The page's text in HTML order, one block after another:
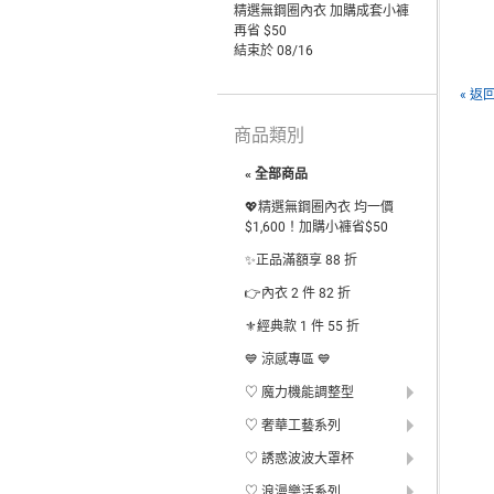
« 返
精選無鋼圈內衣 加購成套小褲
再省 $50
結束於 08/16
商品類別
« 全部商品
💖精選無鋼圈內衣 均一價
$1,600！加購小褲省$50
✨正品滿額享 88 折
👉內衣 2 件 82 折
⚜️經典款 1 件 55 折
💙 涼感專區 💙
♡ 魔力機能調整型
♡ 奢華工藝系列
♡ 誘惑波波大罩杯